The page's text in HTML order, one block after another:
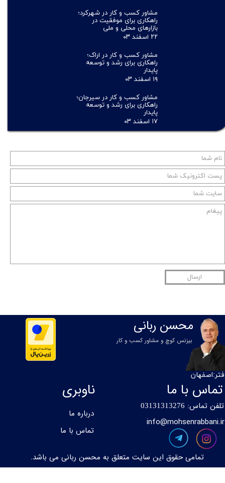
ارسال
مشاور کسب و کار در شهرکرد؛
راهکاری برای موفقیت در
بازارهای محلی و ملی
۲۲ اسفند ۰۳
مشاور کسب و کار در اراک؛
راهکاری برای رشد و توسعه
پایدار
۱۹ اسفند ۰۳
مشاور کسب و کار در سیرجان؛
راهکاری برای رشد و توسعه
پایدار
۱۷ اسفند ۰۳
محسن ربانی
بیزنس کوچ و مشاور کسب و کار
ناوبری
درباره ما
تماس با ما
تماس با ما
info@mohsenrabbani.ir
تلفن تماس: 03131313276
تمامی حقوق این سایت متعلق به محسن ربانی می باشد.